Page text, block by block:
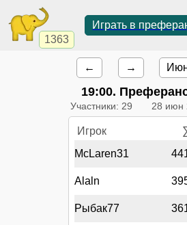
1363
Играть в
← →
19:00.
Участники: 29 28 июн
Игрок
McLaren31
Alaln
Рыбак77